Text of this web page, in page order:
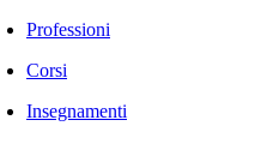
Professioni
Corsi
Insegnamenti